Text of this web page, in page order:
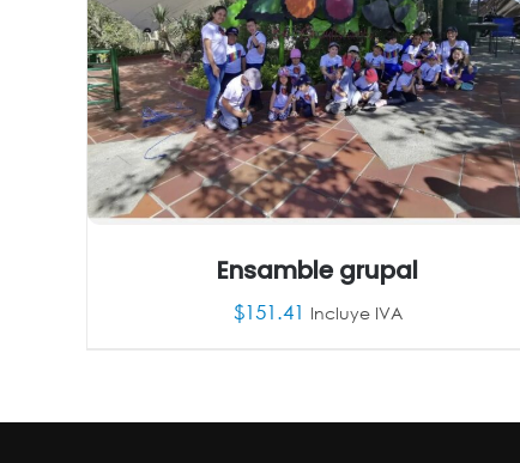
Ensamble grupal
$151.41 Incluye IVA